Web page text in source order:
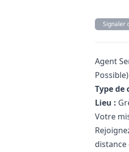
Signaler
Agent
Possible)
Type de
Lieu :
Votre